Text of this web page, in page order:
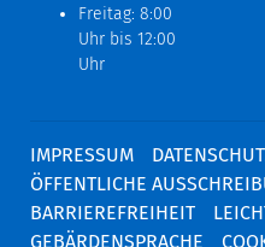
Freitag: 8:00
Uhr bis 12:00
Uhr
IMPRESSUM
ÖFFENTLICHE
BARRIEREFREIHEIT
GEBÄRDENSPRACHE